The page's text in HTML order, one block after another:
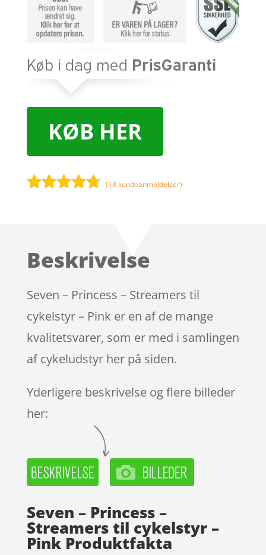
KØB HER
på
mmelser
(18 kundeanmeldelser)
Beskrivelse
Seven – Princess – Streamers til
cykelstyr – Pink er en af de mange
kvalitetsvarer, som er med i samlingen
af cykeludstyr her på siden.
Yderligere beskrivelse og flere billeder
her:
Seven – Princess –
Streamers til cykelstyr –
Pink Produktfakta